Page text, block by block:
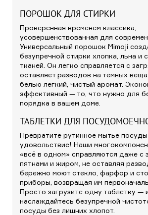
ПОРОШОК ДЛЯ СТИРКИ
Проверенная временем классика,
усовершенствованная для
Универсальный порошок Mimoji
безупречной стирки хлопка, льна и
тканей. Он легко справляется с
оставляет разводов на темных
белью легкий, чистый аромат.
эффективный — то, что нужно для
порядка в вашем доме.
ТАБЛЕТКИ ДЛЯ
Превратите рутинное мытье
удовольствие! Наши
«всё в одном» справляются даже с
пятнами и жиром, не оставляя
бережно моют стекло, фарфор и
приборы, возвращая им
Просто загрузите одну таблетку —
наслаждайтесь безупречной
посуды без лишних хлопот.